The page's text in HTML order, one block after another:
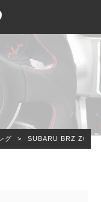
グ > SUBARU BRZ ZC6